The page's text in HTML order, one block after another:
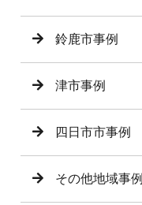
鈴鹿市事例
津市事例
四日市市事例
その他地域事例